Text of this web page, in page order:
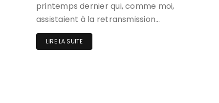
printemps dernier qui, comme moi,
assistaient à la retransmission…
LIRE LA SUITE